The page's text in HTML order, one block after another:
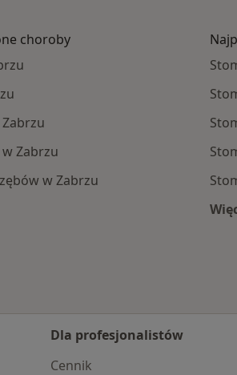
choroby
Zabrzu
w Zabrzu
Dla profesjonalistów
Cennik